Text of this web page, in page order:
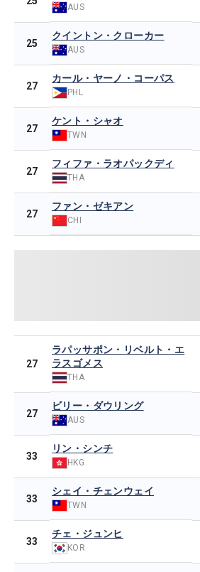
AUS
25
クイントン・クローカー
AUS
27
カール・ヤーノ・コーパス
PHL
27
ケント・シャオ
TWN
27
フィファ・ラオパックディ
THA
27
ファン・ゼキアン
CHI
27
ラパッサポン・リベルト・エ
ラスゴメス
THA
27
ビリー・ダウリング
AUS
33
リン・シンチ
HKG
33
シェイ・チェンウェイ
TWN
33
チェ・ジュンヒ
KOR